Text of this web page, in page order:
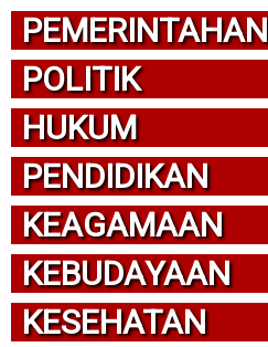
PEMERINTAHAN
POLITIK
HUKUM
PENDIDIKAN
KEAGAMAAN
KEBUDAYAAN
KESEHATAN